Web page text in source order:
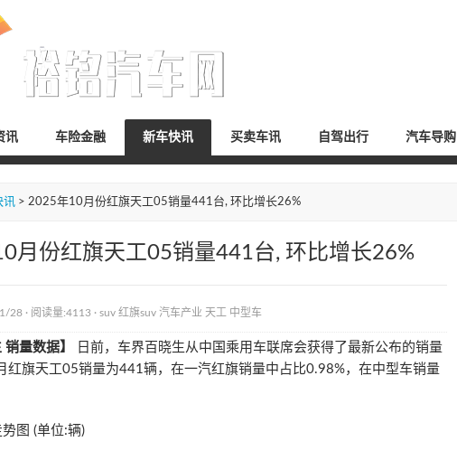
讯 车险金融 新车快讯 买卖车讯 自驾出行 汽车导购
讯 > 2025年10月份红旗天工05销量441台, 环比增长26%
月份红旗天工05销量441台, 环比增长26%
28 · 阅读量:4113 · suv 红旗suv 汽车产业 天工 中型车
销量数据】
日前，车界百晓生从中国乘用车联席会获得了最新公布的销量
红旗天工05销量为441辆，在一汽红旗销量中占比0.98%，在中型车销量
图 (单位:辆)